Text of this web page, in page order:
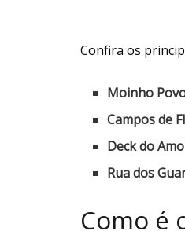
Confira os
Moinho
Campos de
Deck do
Rua dos
Como é